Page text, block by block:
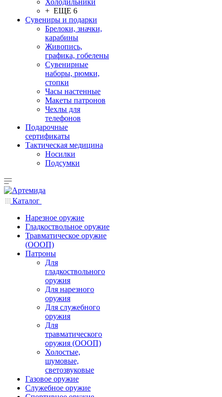
Холодильники
+ ЕЩЕ 6
Сувениры и подарки
Брелоки, значки,
карабины
Живопись,
графика, гобелены
Сувенирные
наборы, рюмки,
стопки
Часы настенные
Макеты патронов
Чехлы для
телефонов
Подарочные
сертификаты
Тактическая медицина
Носилки
Подсумки
Каталог
Нарезное оружие
Гладкоствольное оружие
Травматическое оружие
(ОООП)
Патроны
Для
гладкоствольного
оружия
Для нарезного
оружия
Для служебного
оружия
Для
травматического
оружия (ОООП)
Холостые,
шумовые,
светозвуковые
Газовое оружие
Служебное оружие